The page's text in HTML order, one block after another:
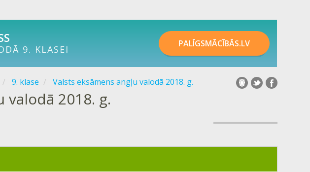
9. KLASEI PALĪGSMĀCĪBĀS.LV
9. klase Valsts eksāmens angļu valodā 2018. g.
valodā 2018. g.